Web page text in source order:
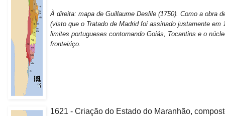
À direita: mapa de Guillaume Deslile (1750). Como a obra
(visto que o Tratado de Madrid foi assinado justamente
limites portugueses contornando Goiás, Tocantins e o
fronteiriço.
1621 - Criação do Estado do Maranhão,